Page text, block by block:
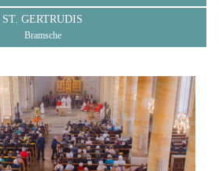
ST. GERTRUDIS
Bramsche